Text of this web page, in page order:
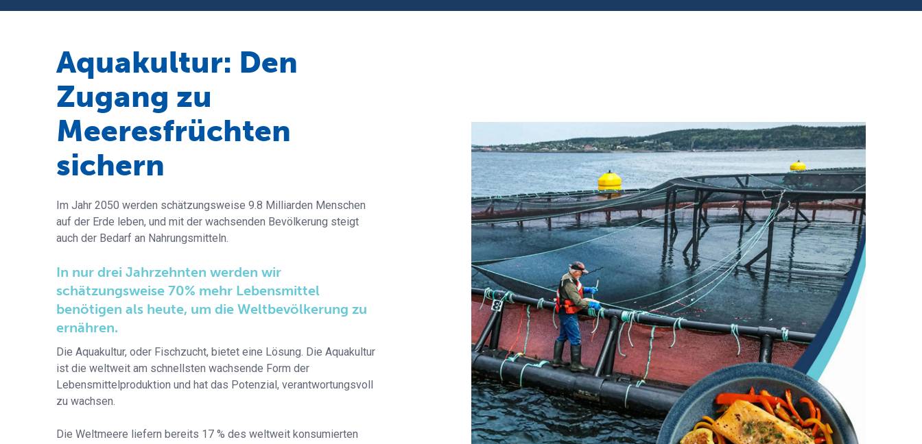
Aquakultur: Den
Zugang zu
Meeresfrüchten
sichern
Im Jahr 2050 werden schätzungsweise 9.8 Milliarden Menschen
auf der Erde leben, und mit der wachsenden Bevölkerung steigt
auch der Bedarf an Nahrungsmitteln.
In nur drei Jahrzehnten werden wir
schätzungsweise 70% mehr Lebensmittel
benötigen als heute, um die Weltbevölkerung zu
ernähren.
Die Aquakultur, oder Fischzucht, bietet eine Lösung. Die Aquakultur
ist die weltweit am schnellsten wachsende Form der
Lebensmittelproduktion und hat das Potenzial, verantwortungsvoll
zu wachsen.
Die Weltmeere liefern bereits 17 % des weltweit konsumierten